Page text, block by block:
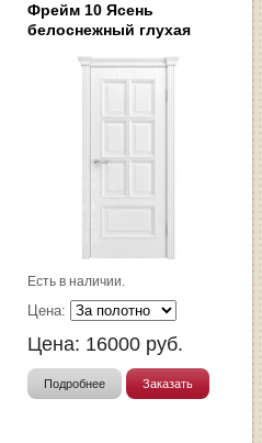
Фрейм 10 Ясень
белоснежный глухая
Есть в наличии.
Цена:
Цена: 16000 руб.
Подробнее Заказать